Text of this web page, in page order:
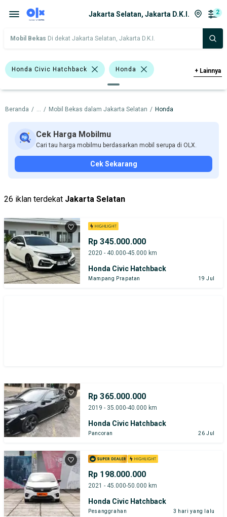
Jakarta Selatan, Jakarta D.K.I. 2
Mobil Bekas Di dekat Jakarta Selatan, Jakarta D.K.I.
Honda Civic Hatchback Honda
Harga Merek Dan Model Tahun
Tipe Bodi Tipe Membership
+ Lainnya
Beranda / ... / Mobil Bekas dalam Jakarta Selatan / Honda
Cek Harga Mobilmu
Cari tau harga mobilmu berdasarkan mobil serupa di OLX.
Cek Sekarang
26 iklan terdekat Jakarta Selatan
Rp 345.000.000
2020 - 40.000-45.000 km
Honda Civic Hatchback
Mampang Prapatan 19 Jul
Rp 365.000.000
2019 - 35.000-40.000 km
Honda Civic Hatchback
Pancoran 26 Jul
Rp 198.000.000
2021 - 45.000-50.000 km
Honda Civic Hatchback
Pesanggrahan 3 hari yang lalu